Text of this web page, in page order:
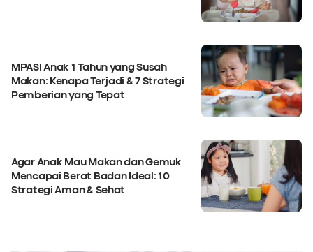
MPASI Anak 1 Tahun yang Susah
Makan: Kenapa Terjadi & 7 Strategi
Pemberian yang Tepat
Agar Anak Mau Makan dan Gemuk
Mencapai Berat Badan Ideal: 10
Strategi Aman & Sehat